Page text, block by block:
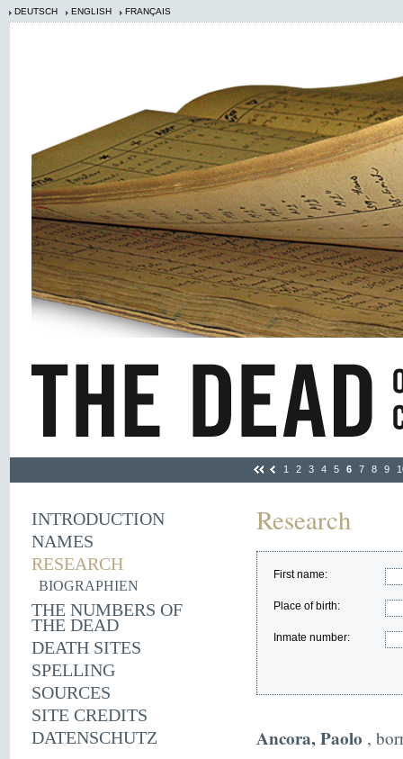
DEUTSCH ENGLISH FRANÇAIS
1 2 3 4 5 6 7 8 9
INTRODUCTION
NAMES
RESEARCH
BIOGRAPHIEN
THE NUMBERS OF
THE DEAD
DEATH SITES
SPELLING
SOURCES
SITE CREDITS
DATENSCHUTZ
Research
First name:
Place of birth:
Inmate number:
Ancora, Paolo ,